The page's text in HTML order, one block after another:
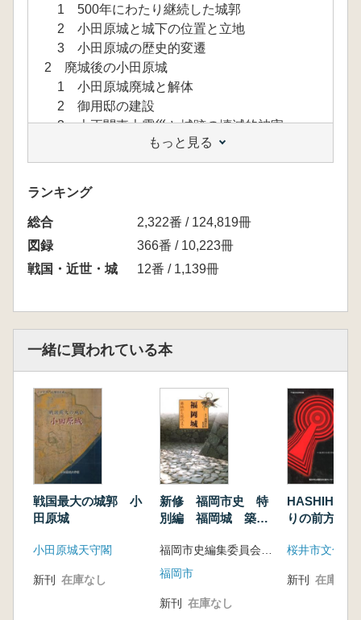
1 500年にわたり継続した城郭
2 小田原城と城下の位置と立地
3 小田原城の歴史的変遷
2 廃城後の小田原城
1 小田原城廃城と解体
2 御用邸の建設
3 大正関東大震災と城跡の壊減的被害
4 変貌する小田原城
5 天守閣の復興
6 常盤木門の再建
3 史跡整備30年の歩み
1 史跡小田原城跡本丸・二の九の保存と整
備
2 よみがえる銅門
もっと見る
ランキング
総合
2,322番 / 124,819冊
図録
366番 / 10,223冊
戦国・近世・城
12番 / 1,139冊
一緒に買われている本
戦国最大の城郭 小
田原城
小田原城天守閣
新刊 在庫なし
新修 福岡市史 特
別編 福岡城 築城
福岡市史編集委員会 編
福岡市
新刊 在庫なし
りの前方後
桜井市文化財
新刊 在庫なし